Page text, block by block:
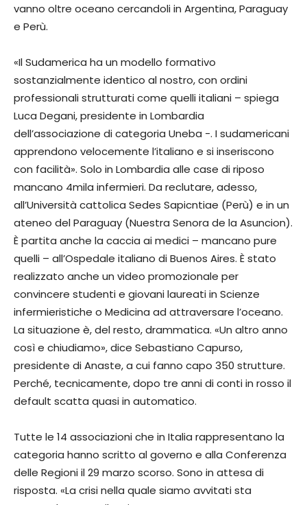
vanno oltre ocea­no cercandoli in Argentina, Paraguay
e Perù.
«Il Sudamerica ha un modello formativo
sostanzialmente i­dentico al nostro, con ordini
professionali strutturati come quelli italiani – spiega
Luca De­gani, presidente in Lombardia
dell’associazione di categoria Uneba -. I sudamericani
ap­prendono velocemente l’italia­no e si inseriscono
con facilità». Solo in Lombardia alle case di riposo
mancano 4mila infer­mieri. Da reclutare, adesso,
all’Università cattolica Sedes Sapicntiae (Perù) e in un
ate­neo del Paraguay (Nuestra Se­nora de la Asuncion).
È partita anche la caccia ai medici – mancano pure
quelli – ­all’Ospedale italiano di Buenos Aires. È stato
realizzato anche un video promozionale per
convincere studenti e giovani laureati in Scienze
infermieristiche o Medicina ad attraver­sare l’oceano.
La situazione è, del resto, drammatica. «Un altro anno
così e chiudiamo», dice Sebastiano Capurso,
presiden­te di Anaste, a cui fanno capo 350 strutture.
Perché, tecnica­mente, dopo tre anni di conti in rosso il
default scatta quasi in automatico.
Tutte le 14 associazioni che in Italia rappresentano la
cate­goria hanno scritto al governo e alla Conferenza
delle Regioni il 29 marzo scorso. Sono in attesa di
risposta. «La crisi nella quale siamo avvitati sta